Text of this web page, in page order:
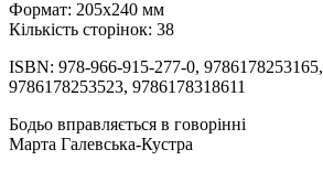
Формат: 205х240 мм
Кількість сторінок: 38
ISBN: 978-966-915-277-0, 9786178253165,
9786178253523, 9786178318611
Бодьо вправляється в говорінні
Марта Галевська-Кустра